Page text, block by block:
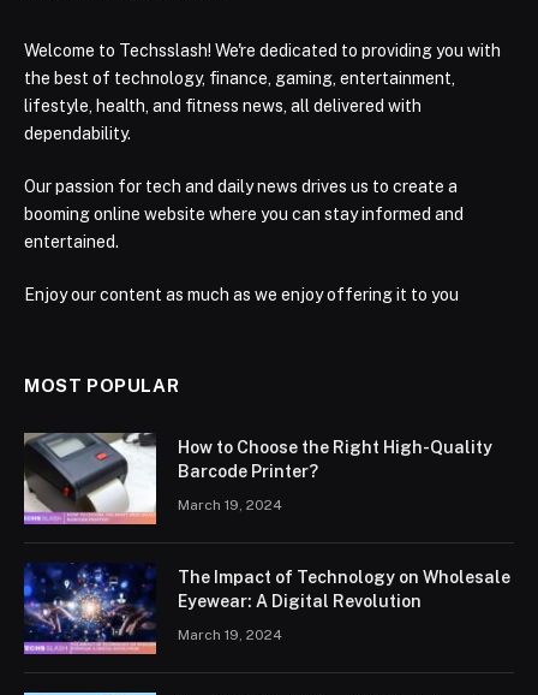
Welcome to Techsslash! We're dedicated to providing you with
the best of technology, finance, gaming, entertainment,
lifestyle, health, and fitness news, all delivered with
dependability.
Our passion for tech and daily news drives us to create a
booming online website where you can stay informed and
entertained.
Enjoy our content as much as we enjoy offering it to you
MOST POPULAR
How to Choose the Right High-Quality
Barcode Printer?
March 19, 2024
The Impact of Technology on Wholesale
Eyewear: A Digital Revolution
March 19, 2024